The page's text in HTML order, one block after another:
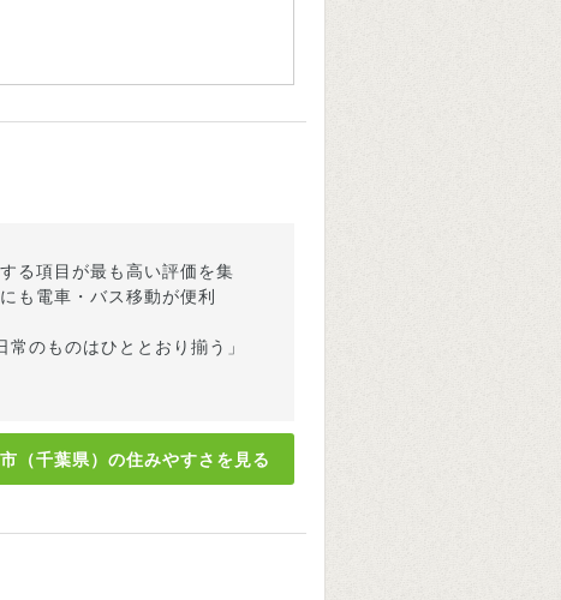
る項目が最も高い評価を集
も電車・バス移動が便利
のものはひととおり揃う」
（千葉県）の住みやすさを見る